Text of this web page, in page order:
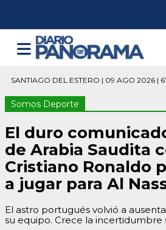
SANTIAGO DEL ESTERO | 09 AGO 2026 |
Somos Deporte
El duro
de Arabia Saudita
Cristiano Ronaldo
a jugar para Al
El astro portugués volvió a
su equipo. Crece la incertidumbre